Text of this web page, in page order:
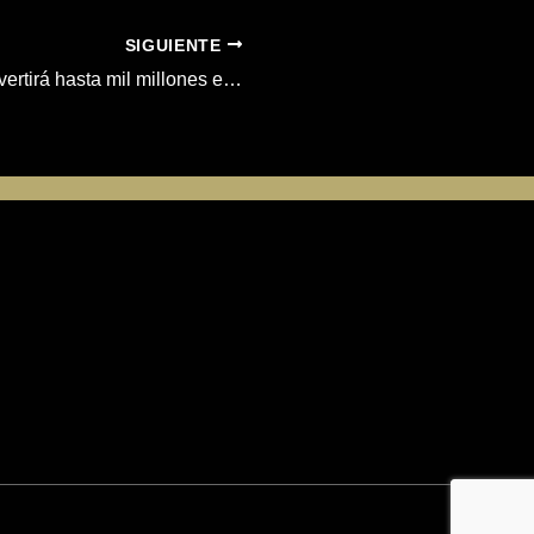
SIGUIENTE
Vanadi Coffee invertirá hasta mil millones en Bitcoins y elige a Bit2Me como proveedor de liquidez y custodio